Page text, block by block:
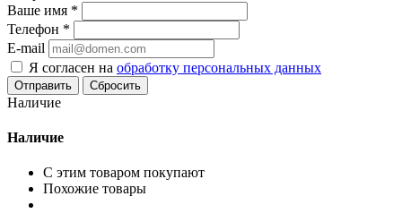
Ваше имя *
Телефон *
E-mail
Я согласен на обработку персональных данных
Сбросить
Наличие
Наличие
С этим товаром покупают
Похожие товары